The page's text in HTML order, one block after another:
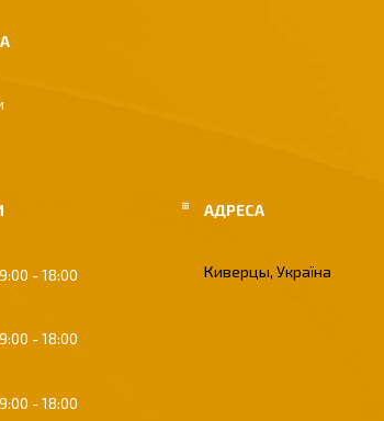
18:00
18:00
18:00
Киверцы, Україна